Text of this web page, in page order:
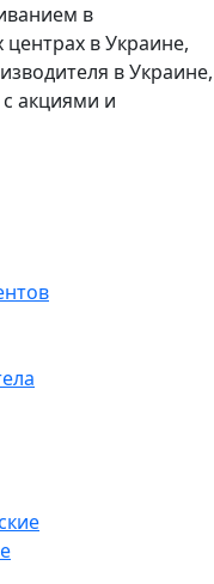
в
в Украине,
в Украине,
акциями и